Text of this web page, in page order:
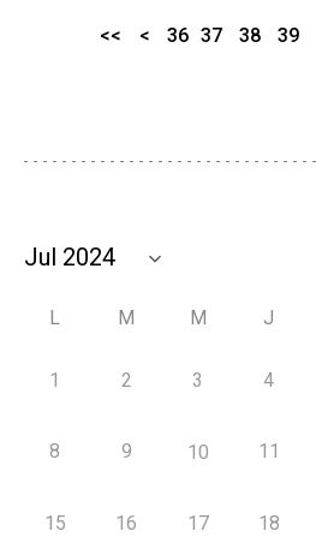
<< < 36 37 38 39
L M M J
1 2 3 4
8 9 10 11
15 16 17 18